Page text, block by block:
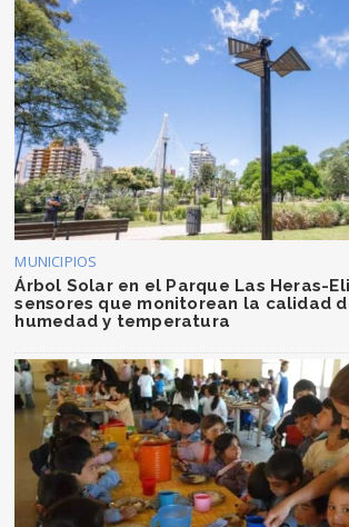
MUNICIPIOS
Árbol Solar en el Parque Las Heras-
sensores que monitorean la calidad
humedad y temperatura